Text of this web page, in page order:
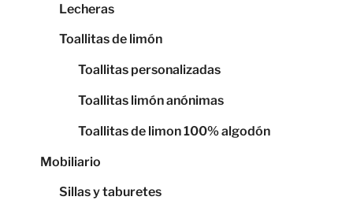
Lecheras
Toallitas de limón
Toallitas personalizadas
Toallitas limón anónimas
Toallitas de limon 100% algodón
Mobiliario
Sillas y taburetes